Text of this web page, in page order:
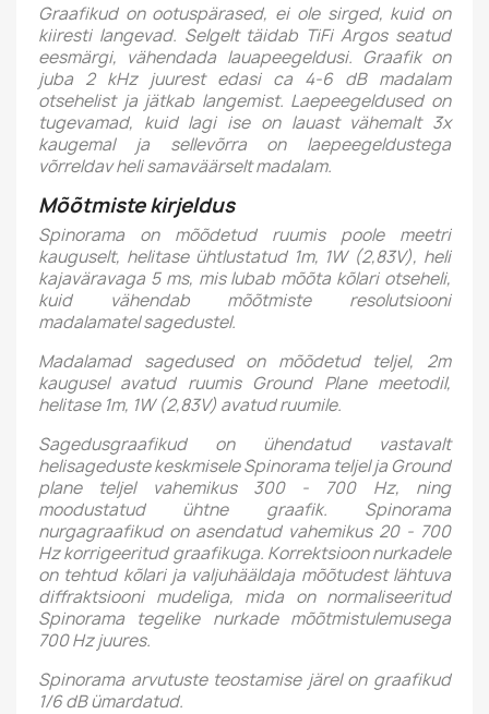
Graafikud on ootuspärased, ei ole sirged, kuid on
kiiresti langevad. Selgelt täidab TiFi Argos seatud
eesmärgi, vähendada lauapeegeldusi. Graafik on
juba 2 kHz juurest edasi ca 4-6 dB madalam
otsehelist ja jätkab langemist. Laepeegeldused on
tugevamad, kuid lagi ise on lauast vähemalt 3x
kaugemal ja sellevõrra on laepeegeldustega
võrreldav heli samaväärselt madalam.
Mõõtmiste kirjeldus
Spinorama on mõõdetud ruumis poole meetri
kauguselt, helitase ühtlustatud 1m, 1W (2,83V), heli
kajaväravaga 5 ms, mis lubab mõõta kõlari otseheli,
kuid vähendab mõõtmiste resolutsiooni
madalamatel sagedustel.
Madalamad sagedused on mõõdetud teljel, 2m
kaugusel avatud ruumis Ground Plane meetodil,
helitase 1m, 1W (2,83V) avatud ruumile.
Sagedusgraafikud on ühendatud vastavalt
helisageduste keskmisele Spinorama teljel ja Ground
plane teljel vahemikus 300 - 700 Hz, ning
moodustatud ühtne graafik. Spinorama
nurgagraafikud on asendatud vahemikus 20 - 700
Hz korrigeeritud graafikuga. Korrektsioon nurkadele
on tehtud kõlari ja valjuhääldaja mõõtudest lähtuva
diffraktsiooni mudeliga, mida on normaliseeritud
Spinorama tegelike nurkade mõõtmistulemusega
700 Hz juures.
Spinorama arvutuste teostamise järel on graafikud
1/6 dB ümardatud.